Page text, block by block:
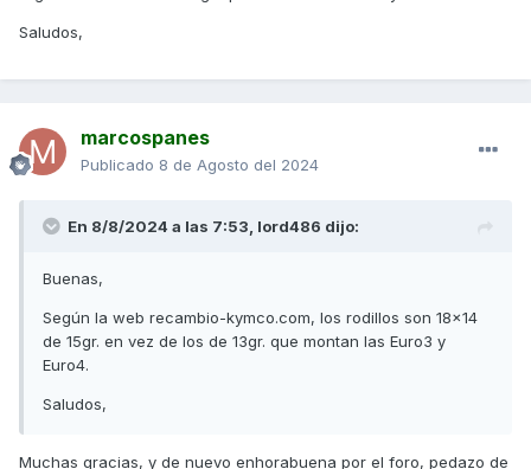
Saludos,
marcospanes
Publicado 8 de Agosto del 2024
En 8/8/2024 a las 7:53, lord486 dijo:
Buenas,
Según la web recambio-kymco.com, los rodillos son 18x14
de 15gr. en vez de los de 13gr. que montan las Euro3 y
Euro4.
Saludos,
Muchas gracias, y de nuevo enhorabuena por el foro, pedazo de